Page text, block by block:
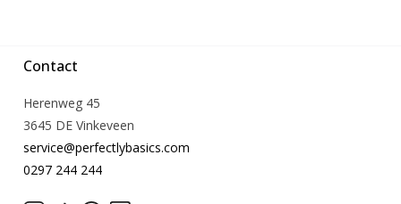
Contact
Herenweg 45
3645 DE Vinkeveen
service@perfectlybasics.com
0297 244 244